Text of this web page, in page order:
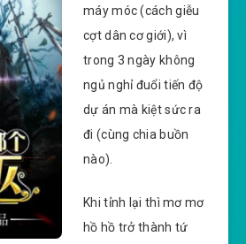
máy móc (cách giễu
cợt dân cơ giới), vì
trong 3 ngày không
ngủ nghỉ đuổi tiến độ
dự án mà kiệt sức ra
đi (cùng chia buồn
nào).
Khi tỉnh lại thì mơ mơ
hồ hồ trở thành tứ